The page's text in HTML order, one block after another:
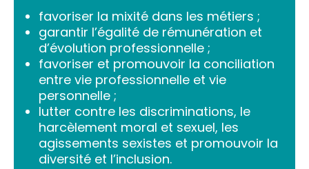
favoriser la mixité dans les métiers ;
garantir l’égalité de rémunération et
d’évolution professionnelle ;
favoriser et promouvoir la conciliation
entre vie professionnelle et vie
personnelle ;
lutter contre les discriminations, le
harcèlement moral et sexuel, les
agissements sexistes et promouvoir la
diversité et l’inclusion.